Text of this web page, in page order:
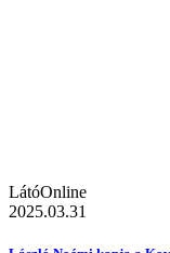
LátóOnline
2025.03.31